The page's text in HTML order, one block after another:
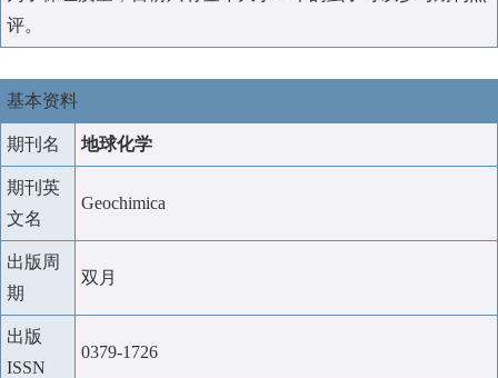
评。
基本资料
期刊名 地球化学
期刊英
文名
Geochimica
出版周
期
双月
出版
ISSN
0379-1726